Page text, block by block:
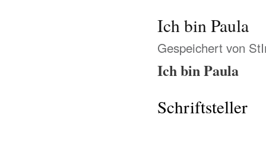
Ich bin Paula
Gespeichert von
Ich bin Paula
Schriftsteller